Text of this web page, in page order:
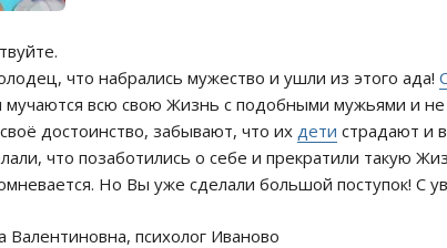
что набрались мужество и ушли из этого ада!
всю свою Жизнь с подобными мужьями и не
достоинство, забывают, что их дети страдают и
что позаботились о себе и прекратили такую
Но Вы уже сделали большой поступок! С
Валентиновна, психолог Иваново